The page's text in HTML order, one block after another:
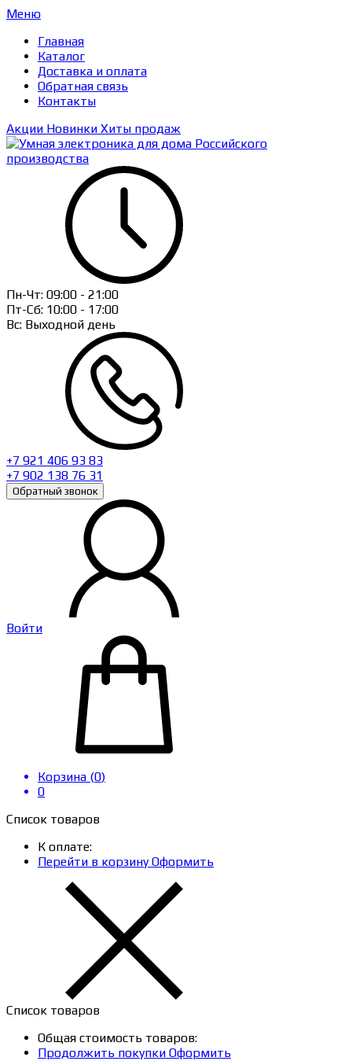
Меню
Главная
Каталог
Доставка и оплата
Обратная связь
Контакты
Акции Новинки Хиты продаж
Пн-Чт: 09:00 - 21:00
Пт-Сб: 10:00 - 17:00
Вс: Выходной день
+7 921 406 93 83
+7 902 138 76 31
Обратный звонок
Войти
Корзина (0)
0
Список товаров
К оплате:
Перейти в корзинуОформить
Список товаров
Общая стоимость товаров:
Продолжить покупки Оформить